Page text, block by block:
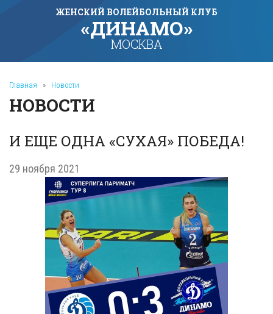
ЖЕНСКИЙ ВОЛЕЙБОЛЬНЫЙ КЛУБ
«ДИНАМО»
МОСКВА
Главная » Новости
НОВОСТИ
И ЕЩЕ ОДНА «СУХАЯ» ПОБЕДА!
29 ноября 2021